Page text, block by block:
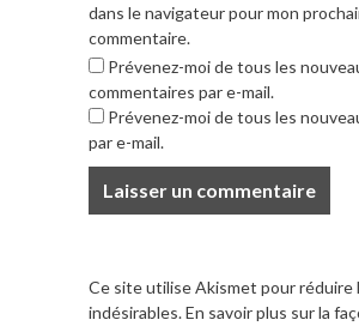
dans le navigateur pour mon
commentaire.
Prévenez-moi de tous les
commentaires par e-mail.
Prévenez-moi de tous les
par e-mail.
Ce site utilise Akismet pour réduire
indésirables.En savoir plus sur la